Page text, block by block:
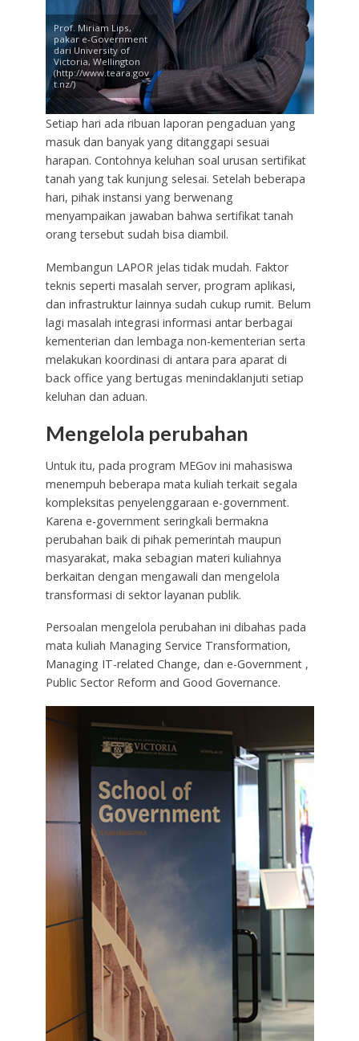
Prof. Miriam Lips,
pakar e-Government
dari University of
Victoria, Wellington
(http://www.teara.gov
t.nz/)
Setiap hari ada ribuan laporan pengaduan yang
masuk dan banyak yang ditanggapi sesuai
harapan. Contohnya keluhan soal urusan sertifikat
tanah yang tak kunjung selesai. Setelah beberapa
hari, pihak instansi yang berwenang
menyampaikan jawaban bahwa sertifikat tanah
orang tersebut sudah bisa diambil.
Membangun LAPOR jelas tidak mudah. Faktor
teknis seperti masalah server, program aplikasi,
dan infrastruktur lainnya sudah cukup rumit. Belum
lagi masalah integrasi informasi antar berbagai
kementerian dan lembaga non-kementerian serta
melakukan koordinasi di antara para aparat di
back office yang bertugas menindaklanjuti setiap
keluhan dan aduan.
Mengelola perubahan
Untuk itu, pada program MEGov ini mahasiswa
menempuh beberapa mata kuliah terkait segala
kompleksitas penyelenggaraan e-government.
Karena e-government seringkali bermakna
perubahan baik di pihak pemerintah maupun
masyarakat, maka sebagian materi kuliahnya
berkaitan dengan mengawali dan mengelola
transformasi di sektor layanan publik.
Persoalan mengelola perubahan ini dibahas pada
mata kuliah Managing Service Transformation,
Managing IT-related Change, dan e-Government ,
Public Sector Reform and Good Governance.